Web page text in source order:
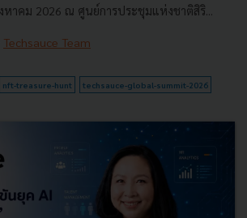
หาคม 2026 ณ ศูนย์การประชุมแห่งชาติสิริ...
Techsauce Team
nft-treasure-hunt techsauce-global-summit-2026